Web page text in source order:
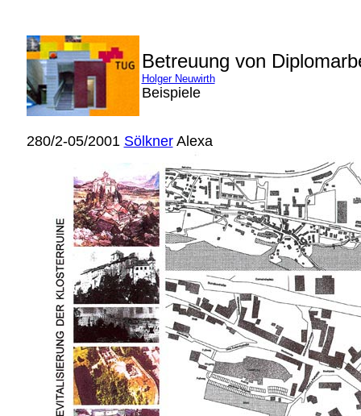
Betreuung von
Holger Neuwirth
Beispiele
280/2-05/2001 SölknerAlexa